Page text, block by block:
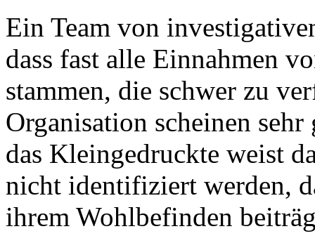
Ein Team von
dass fast alle Einnahmen
stammen, die schwer zu
Organisation scheinen
das Kleingedruckte weist
nicht identifiziert werden,
ihrem Wohlbefinden